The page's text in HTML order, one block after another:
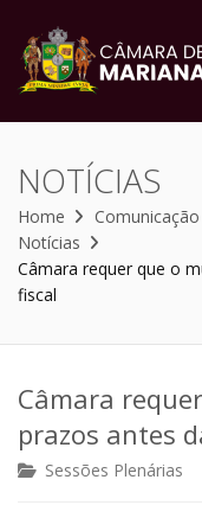
NOTÍCIAS
Home Comunicação
Notícias
Câmara requer que o
fiscal
Câmara
prazos antes
Sessões Plenárias